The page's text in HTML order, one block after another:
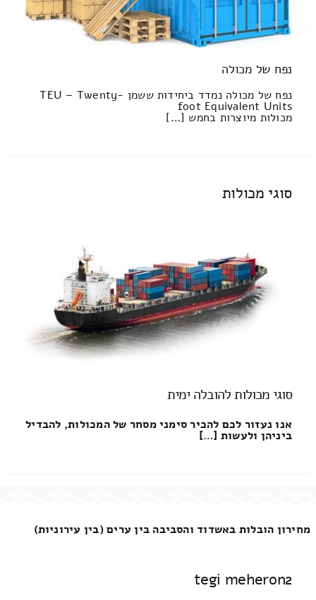
נפח של מכולה
נפח של מכולה נמדד ביחידות ששמן TEU – Twenty-
foot Equivalent Units
מכולות מיוצרות בחמש […]
סוגי מכולות
סוגי מכולות להובלה ימית
אנו נעזור לכם להכיר סימני מסחר של המכולות, להבדיל
ביניהן ולעשות […]
מחירון הובלות באשדוד והסביבה בין ערים (בין עירוניות)
tegi meheron2